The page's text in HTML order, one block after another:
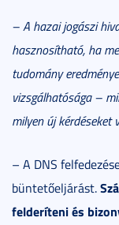
– A hazai jogászi
hasznosítható, ha
tudomány
vizsgálhatósága –
milyen új kérdéseket
– A DNS
büntetőeljárást.
felderíteni és